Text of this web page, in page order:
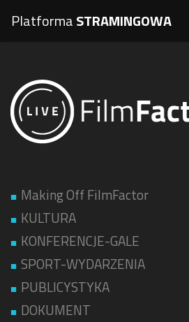
PlatformaSTRAMINGOWA
Making Off FilmFactor
KULTURA
KONFERENCJE-GALE
SPORT-WYDARZENIA
PUBLICYSTYKA
DOKUMENT